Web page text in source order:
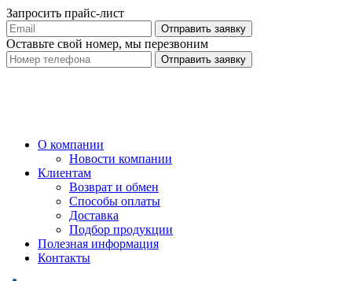
Запросить прайс-лист
Оставьте свой номер, мы перезвоним
О компании
Новости компании
Клиентам
Возврат и обмен
Способы оплаты
Доставка
Подбор продукции
Полезная информация
Контакты